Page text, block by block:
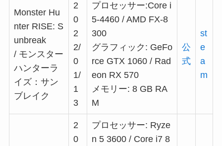
Monster Hu
nter RISE: S
unbreak
/ モンスター
ハンターラ
イズ：サン
ブレイク
2
0
2
2/
0
1/
1
3
プロセッサー:Core i
5-4460 / AMD FX-8
300
グラフィック: GeFo
rce GTX 1060 / Rad
eon RX 570
メモリー: 8 GB RA
M
公
式
st
e
a
m
2
0
プロセッサー: Ryze
n 5 3600 / Core i7 8